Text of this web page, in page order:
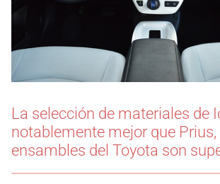
La selección de materiales de
notablemente mejor que Prius,
ensambles del Toyota son